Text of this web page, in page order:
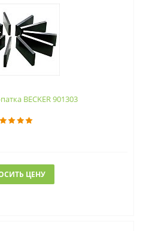
BECKER 901303
ЦЕНУ